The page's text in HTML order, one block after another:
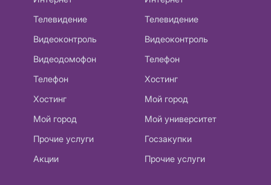
Телевидение
Видеоконтроль
Видеодомофон
Телефон
Хостинг
Мой город
Прочие услуги
Акции
Телевидение
Видеоконтроль
Телефон
Хостинг
Мой город
Мой университет
Госзакупки
Прочие услуги